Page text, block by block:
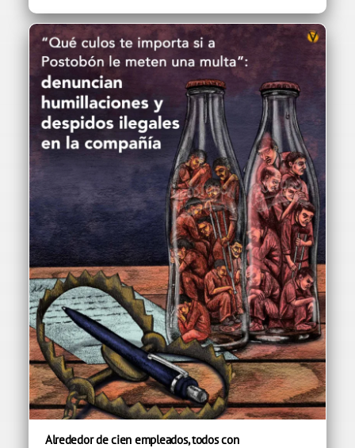
Alrededor de cien empleados, todos con